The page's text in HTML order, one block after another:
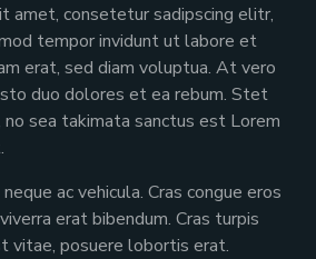
amet, consetetur sadipscing elitr,
tempor invidunt ut labore et
erat, sed diam voluptua. At vero
duo dolores et ea rebum. Stet
sea takimata sanctus est Lorem
ac vehicula. Cras congue eros
erat bibendum. Cras turpis
vitae, posuere lobortis erat.